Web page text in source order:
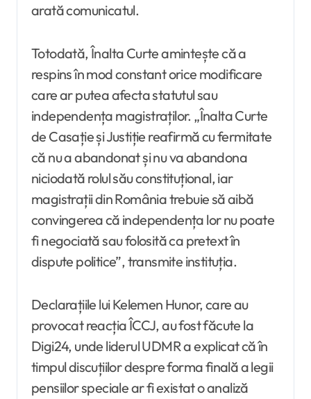
arată comunicatul.
Totodată, Înalta Curte amintește că a
respins în mod constant orice modificare
care ar putea afecta statutul sau
independența magistraților. „Înalta Curte
de Casație și Justiție reafirmă cu fermitate
că nu a abandonat și nu va abandona
niciodată rolul său constituțional, iar
magistrații din România trebuie să aibă
convingerea că independența lor nu poate
fi negociată sau folosită ca pretext în
dispute politice”, transmite instituția.
Declarațiile lui Kelemen Hunor, care au
provocat reacția ÎCCJ, au fost făcute la
Digi24, unde liderul UDMR a explicat că în
timpul discuțiilor despre forma finală a legii
pensiilor speciale ar fi existat o analiză